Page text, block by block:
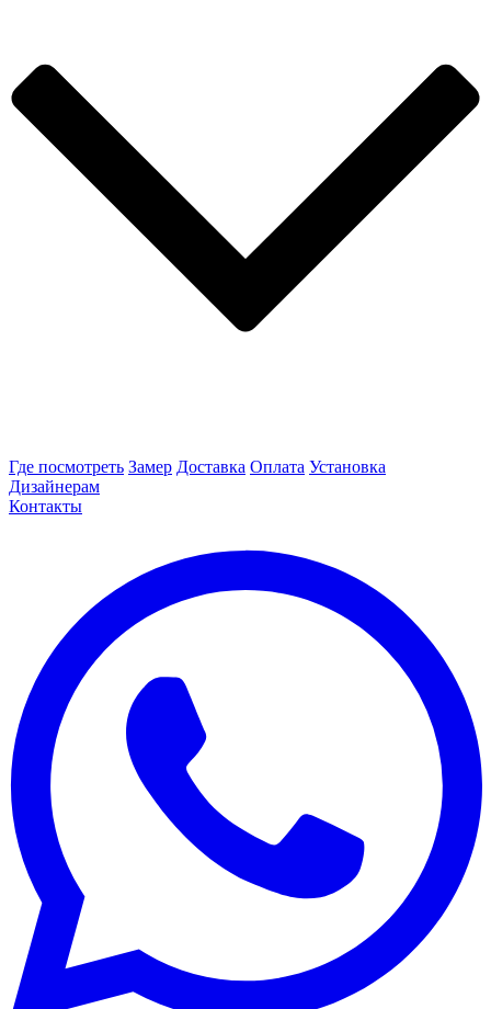
Где посмотреть Замер Доставка Оплата Установка
Дизайнерам
Контакты